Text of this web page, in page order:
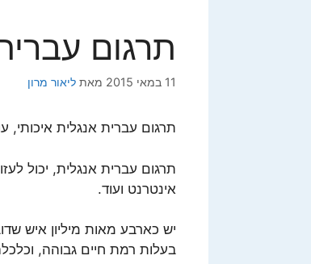
תרגום
11 במאי 2015 מאת ליאור מרון
תרגום עברית אנגלית
תרגום עברית אנגלית, יכול
אינטרנט ועוד.
יש כארבע מאות מיליון איש
בעלות רמת חיים גבוהה,